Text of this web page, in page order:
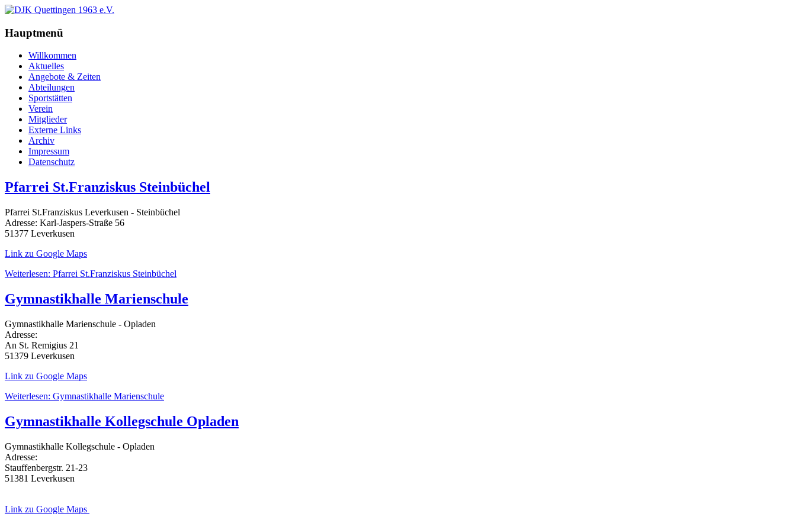
Hauptmenü
Willkommen
Aktuelles
Angebote & Zeiten
Abteilungen
Sportstätten
Verein
Mitglieder
Externe Links
Archiv
Impressum
Datenschutz
Pfarrei St.Franziskus Steinbüchel
Pfarrei St.Franziskus Leverkusen - Steinbüchel
Adresse: Karl-Jaspers-Straße 56
51377 Leverkusen
Link zu Google Maps
Weiterlesen: Pfarrei St.Franziskus Steinbüchel
Gymnastikhalle Marienschule
Gymnastikhalle Marienschule - Opladen
Adresse:
An St. Remigius 21
51379 Leverkusen
Link zu Google Maps
Weiterlesen: Gymnastikhalle Marienschule
Gymnastikhalle Kollegschule Opladen
Gymnastikhalle Kollegschule - Opladen
Adresse:
Stauffenbergstr. 21-23
51381 Leverkusen
Link zu Google Maps